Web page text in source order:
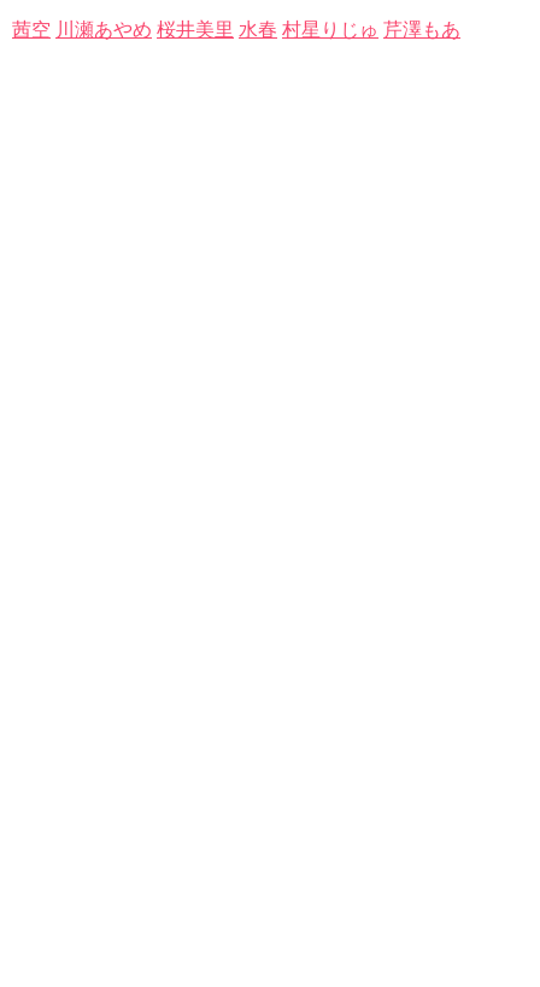
茜空 川瀬あやめ 桜井美里 水春 村星りじゅ 芹澤もあ